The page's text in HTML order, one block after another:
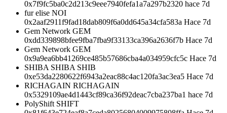
0x7f9fc5ba0c2d213c9eee7940fefa1a7a297b2320 hace 7d
fur elise NOI
0x2aaf2911f9fad18dab809f6a0dd645a34cfa583a Hace 7d
Gem Network GEM
0xdd339898bfee9fba7fba9f33133ca396a2636f7b Hace 7d
Gem Network GEM
0x9a9ea6bb41269ce485b57686cba4a034959cfc5c Hace 7d
SHIBA SHIBA SHIB
0xe53da2280622f6943a2eac88c4ac120fa3ac3ea5 Hace 7d
RICHAGAIN RICHAGAIN
0x5329109ae4d1443cf89ca36f92deac7cba237ba1 hace 7d
PolyShift SHIFT